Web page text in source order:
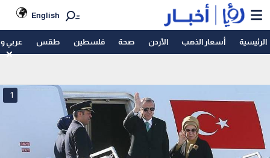
English
الرئيسية أسعار الذهب الأردن صحة فلسطين طقس عربي
1